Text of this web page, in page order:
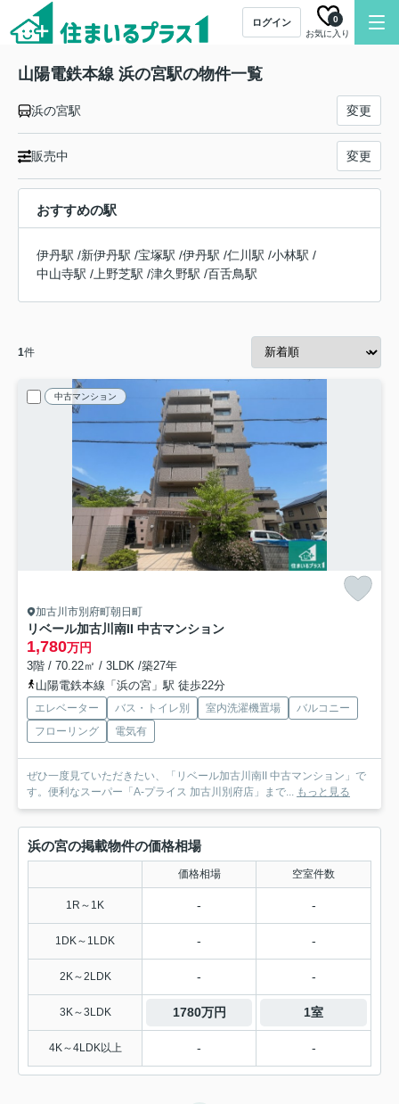
ログイン
お気に入り
0
山陽電鉄本線 浜の宮駅の物件一覧
浜の宮駅 変更
販売中 変更
おすすめの駅
伊丹駅 /新伊丹駅 /宝塚駅 /伊丹駅 /仁川駅 /小林駅 /
中山寺駅 / 上野芝駅 /津久野駅 /百舌鳥駅
1件
中古マンション
加古川市別府町朝日町
リベール加古川南II 中古マンション
1,780万円
3階 / 70.22㎡ / 3LDK /築27年
山陽電鉄本線「浜の宮」駅 徒歩22分
エレベーター バス・トイレ別 室内洗濯機置場
バルコニー
フローリング
電気有
ぜひ一度見ていただきたい、「リベール加古川南II 中古マンション」で
す。便利なスーパー「A-プライス 加古川別府店」まで... もっと見る
浜の宮の掲載物件の価格相場
価格相場 空室件数
1R～1K - -
1DK～1LDK - -
2K～2LDK - -
3K～3LDK 1780万円 1室
4K～4LDK以上 - -